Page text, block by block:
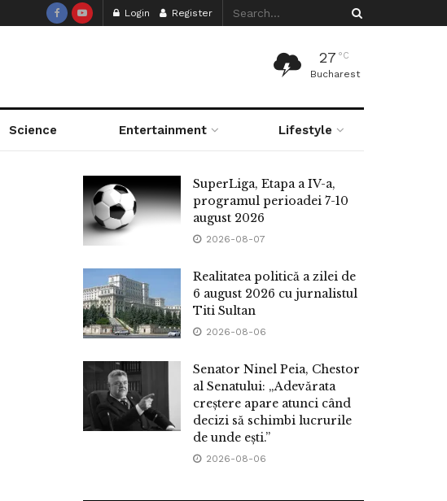
Login Register
27 °C
Bucharest
Science Entertainment Lifestyle
SuperLiga, Etapa a IV-a,
programul perioadei 7-10
august 2026
2026-08-07
Realitatea politică a zilei de
6 august 2026 cu jurnalistul
Titi Sultan
2026-08-06
Senator Ninel Peia, Chestor
al Senatului: „Adevărata
creștere apare atunci când
decizi să schimbi lucrurile
de unde ești.”
2026-08-06